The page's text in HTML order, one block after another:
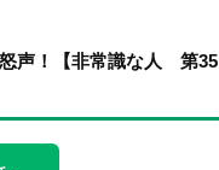
声！【非常識な人 第35